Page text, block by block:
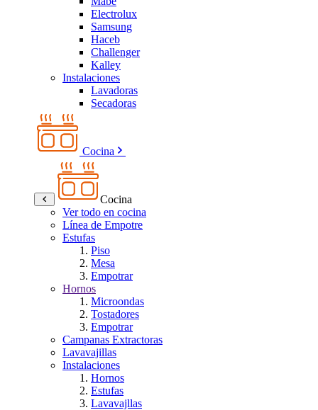
Electrolux
Samsung
Haceb
Challenger
Kalley
Instalaciones
Lavadoras
Secadoras
Cocina
Cocina
Ver todo en cocina
Línea de Empotre
Estufas
Piso
Mesa
Empotrar
Hornos
Microondas
Tostadores
Empotrar
Campanas Extractoras
Lavavajillas
Instalaciones
Hornos
Estufas
Lavavajllas